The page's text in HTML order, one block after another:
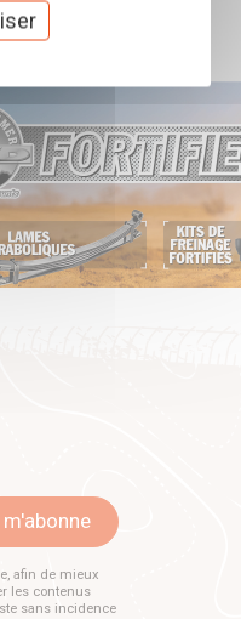
afin de mieux
les contenus
sans incidence